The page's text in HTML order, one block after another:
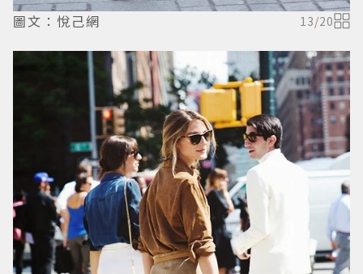
圖文：悅己網 13/20